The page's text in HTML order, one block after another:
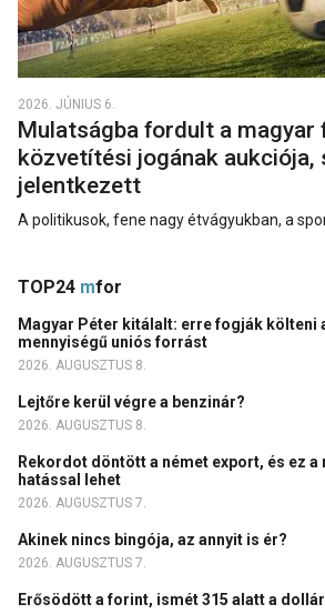
2026. JÚNIUS 6.
Mulatságba fordult a magyar
közvetítési jogának aukciója,
jelentkezett
A politikusok, fene nagy étvágyukban, a
TOP24 mfor
Magyar Péter kitálalt: erre fogják költeni
mennyiségű uniós forrást
2026. AUGUSZTUS 8.
Lejtőre kerül végre a benzinár?
2026. AUGUSZTUS 8.
Rekordot döntött a német export, és ez
hatással lehet
2026. AUGUSZTUS 7.
Akinek nincs bingója, az annyit is ér?
2026. AUGUSZTUS 7.
Erősödött a forint, ismét 315 alatt a dollár